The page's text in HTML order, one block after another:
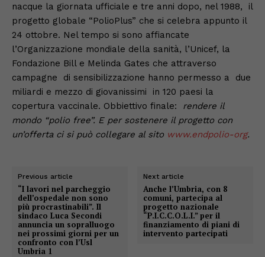
nacque la giornata ufficiale e tre anni dopo, nel 1988, il
progetto globale “PolioPlus” che si celebra appunto il
24 ottobre. Nel tempo si sono affiancate
l’Organizzazione mondiale della sanità, l’Unicef, la
Fondazione Bill e Melinda Gates che attraverso
campagne di sensibilizzazione hanno permesso a due
miliardi e mezzo di giovanissimi in 120 paesi la
copertura vaccinale. Obbiettivo finale:
rendere il
mondo “polio free”. E per sostenere il progetto con
un’offerta ci si può collegare al sito www.endpolio-org.
Previous article
“I lavori nel parcheggio
dell’ospedale non sono
più procrastinabili”. Il
sindaco Luca Secondi
annuncia un sopralluogo
nei prossimi giorni per un
confronto con l’Usl
Umbria 1
Next article
Anche l’Umbria, con 8
comuni, partecipa al
progetto nazionale
“P.I.C.C.O.L.I.” per il
finanziamento di piani di
intervento partecipati